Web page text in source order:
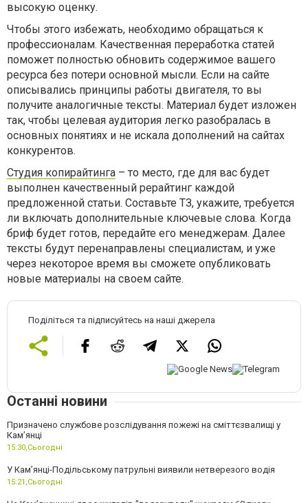
высокую оценку.
Чтобы этого избежать, необходимо обращаться к
профессионалам. Качественная переработка статей
поможет полностью обновить содержимое вашего
ресурса без потери основной мысли. Если на сайте
описывались принципы работы двигателя, то вы
получите аналогичные тексты. Материал будет изложен
так, чтобы целевая аудитория легко разобралась в
основных понятиях и не искала дополнений на сайтах
конкурентов.
Студия копирайтинга – то место, где для вас будет
выполнен качественный рерайтинг каждой
предложенной статьи. Составьте ТЗ, укажите, требуется
ли включать дополнительные ключевые слова. Когда
бриф будет готов, передайте его менеджерам. Далее
тексты будут перенаправлены специалистам, и уже
через некоторое время вы сможете опубликовать
новые материалы на своем сайте.
Поділіться та підписуйтесь на наші джерела
Останні новини
Призначено службове розслідування пожежі на сміттєзвалищі у
Кам’янці
15:30,Сьогодні
У Кам’янці-Подільському патрульні виявили нетверезого водія
15:21,Сьогодні